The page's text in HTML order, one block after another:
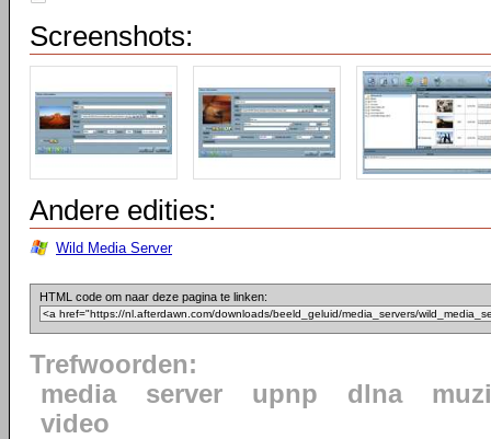
Screenshots:
Andere edities:
Wild Media Server
HTML code om naar deze pagina te linken:
Trefwoorden:
media
server upnp dlna
video